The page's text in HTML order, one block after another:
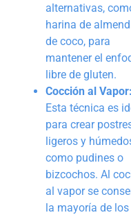
alternativas,
harina de
de coco, para
mantener el
libre de gluten.
Cocción al Vapor:
Esta técnica es
para crear
ligeros y
como pudines o
bizcochos. Al
al vapor se
la mayoría de los